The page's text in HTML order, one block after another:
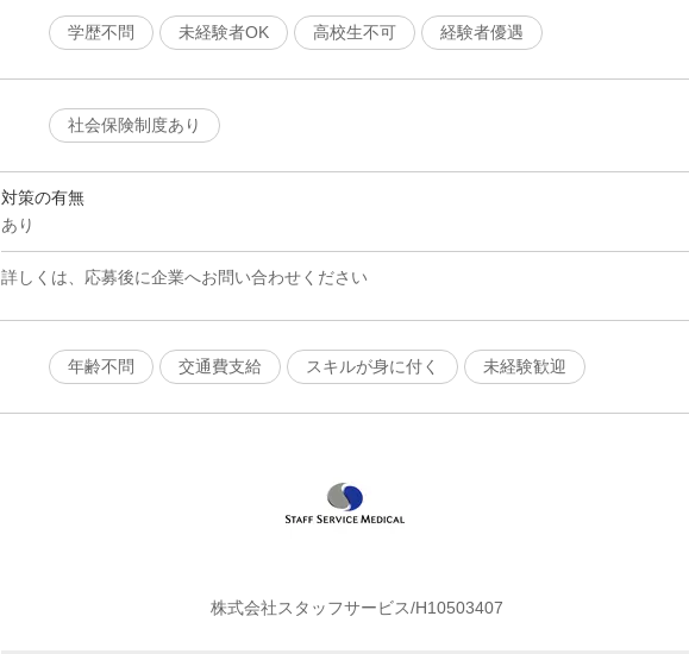
学歴不問
未経験者OK 高校生不可 経験者優遇
社会保険制度あり
対策の有無
あり
詳しくは、応募後に企業へお問い合わせください
年齢不問
交通費支給 スキルが身に付く 未経験歓迎
株式会社スタッフサービス/H10503407